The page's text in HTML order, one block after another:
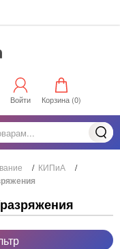
Войти Корзина (0)
/ КИПиА /